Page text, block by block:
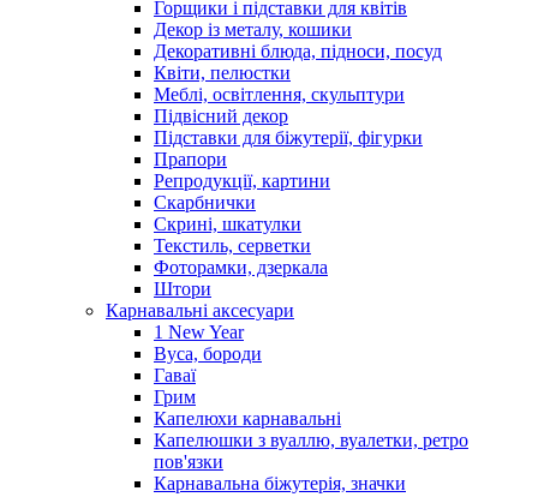
Горщики і підставки для квітів
Декор із металу, кошики
Декоративні блюда, підноси, посуд
Квіти, пелюстки
Меблі, освітлення, скульптури
Підвісний декор
Підставки для біжутерії, фігурки
Прапори
Репродукції, картини
Скарбнички
Скрині, шкатулки
Текстиль, серветки
Фоторамки, дзеркала
Штори
Карнавальні аксесуари
1 New Year
Вуса, бороди
Гаваї
Грим
Капелюхи карнавальні
Капелюшки з вуаллю, вуалетки, ретро
пов'язки
Карнавальна біжутерія, значки